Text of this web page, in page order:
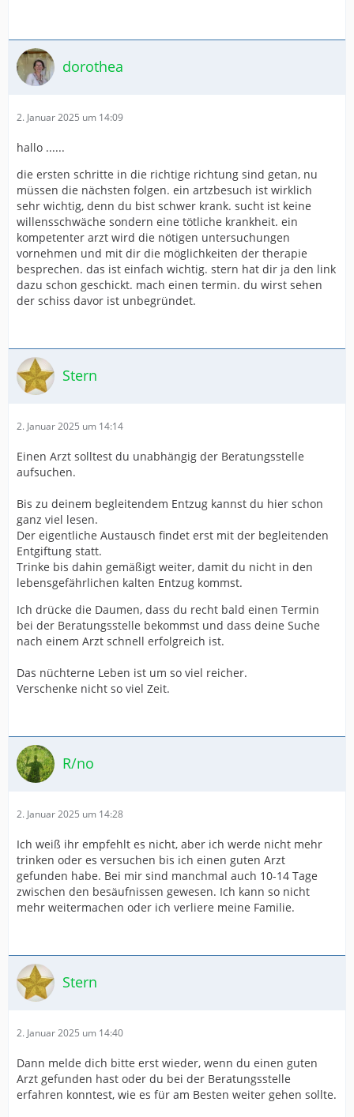
dorothea
2. Januar 2025 um 14:09
hallo ......
die ersten schritte in die richtige richtung sind getan, nu
müssen die nächsten folgen. ein artzbesuch ist wirklich
sehr wichtig, denn du bist schwer krank. sucht ist keine
willensschwäche sondern eine tötliche krankheit. ein
kompetenter arzt wird die nötigen untersuchungen
vornehmen und mit dir die möglichkeiten der therapie
besprechen. das ist einfach wichtig. stern hat dir ja den link
dazu schon geschickt. mach einen termin. du wirst sehen
der schiss davor ist unbegründet.
Stern
2. Januar 2025 um 14:14
Einen Arzt solltest du unabhängig der Beratungsstelle
aufsuchen.
Bis zu deinem begleitendem Entzug kannst du hier schon
ganz viel lesen.
Der eigentliche Austausch findet erst mit der begleitenden
Entgiftung statt.
Trinke bis dahin gemäßigt weiter, damit du nicht in den
lebensgefährlichen kalten Entzug kommst.
Ich drücke die Daumen, dass du recht bald einen Termin
bei der Beratungsstelle bekommst und dass deine Suche
nach einem Arzt schnell erfolgreich ist.
Das nüchterne Leben ist um so viel reicher.
Verschenke nicht so viel Zeit.
R/no
2. Januar 2025 um 14:28
Ich weiß ihr empfehlt es nicht, aber ich werde nicht mehr
trinken oder es versuchen bis ich einen guten Arzt
gefunden habe. Bei mir sind manchmal auch 10-14 Tage
zwischen den besäufnissen gewesen. Ich kann so nicht
mehr weitermachen oder ich verliere meine Familie.
Stern
2. Januar 2025 um 14:40
Dann melde dich bitte erst wieder, wenn du einen guten
Arzt gefunden hast oder du bei der Beratungsstelle
erfahren konntest, wie es für am Besten weiter gehen sollte.